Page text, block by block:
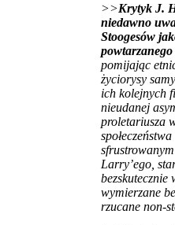
>>Krytyk J.
niedawno
Stoogesów
pomijając
życiorysy
ich kolejnych
nieudanej
proletariusza
Larry’ego,
bezskutecznie
wymierzane
rzucane non-